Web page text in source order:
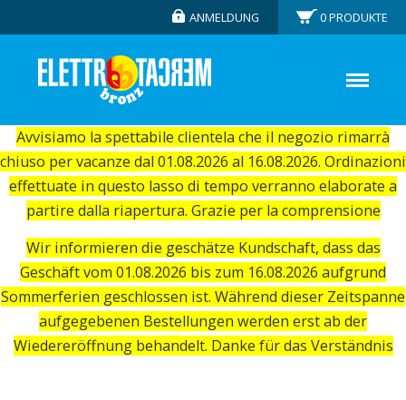
Avvisiamo la spettabile clientela che il negozio rimarrà
chiuso per vacanze dal 01.08.2026 al 16.08.2026. Ordinazioni
effettuate in questo lasso di tempo verranno elaborate a
partire dalla riapertura. Grazie per la comprensione
Wir informieren die geschätze Kundschaft, dass das
Geschäft vom 01.08.2026 bis zum 16.08.2026 aufgrund
Sommerferien geschlossen ist. Während dieser Zeitspanne
aufgegebenen Bestellungen werden erst ab der
Wiedereröffnung behandelt. Danke für das Verständnis
ANMELDUNG 0PRODUKTE